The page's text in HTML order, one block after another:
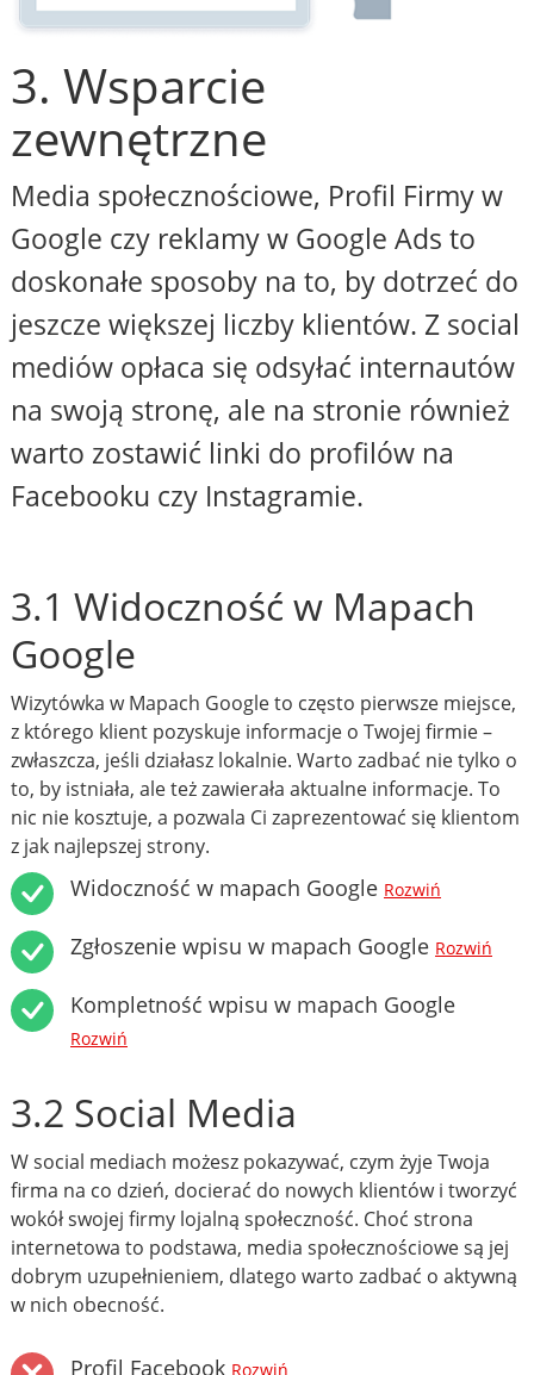
3. Wsparcie
zewnętrzne
Media społecznościowe, Profil Firmy w
Google czy reklamy w Google Ads to
doskonałe sposoby na to, by dotrzeć do
jeszcze większej liczby klientów. Z social
mediów opłaca się odsyłać internautów
na swoją stronę, ale na stronie również
warto zostawić linki do profilów na
Facebooku czy Instagramie.
3.1 Widoczność w Mapach
Google
Wizytówka w Mapach Google to często pierwsze miejsce,
z którego klient pozyskuje informacje o Twojej firmie –
zwłaszcza, jeśli działasz lokalnie. Warto zadbać nie tylko o
to, by istniała, ale też zawierała aktualne informacje. To
nic nie kosztuje, a pozwala Ci zaprezentować się klientom
z jak najlepszej strony.
Widoczność w mapach Google Rozwiń
Zgłoszenie wpisu w mapach Google Rozwiń
Kompletność wpisu w mapach Google
Rozwiń
3.2 Social Media
W social mediach możesz pokazywać, czym żyje Twoja
firma na co dzień, docierać do nowych klientów i tworzyć
wokół swojej firmy lojalną społeczność. Choć strona
internetowa to podstawa, media społecznościowe są jej
dobrym uzupełnieniem, dlatego warto zadbać o aktywną
w nich obecność.
Profil Facebook